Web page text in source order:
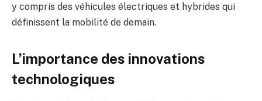
y compris des véhicules électriques et hybrides qui
définissent la mobilité de demain.
L’importance des innovations
technologiques